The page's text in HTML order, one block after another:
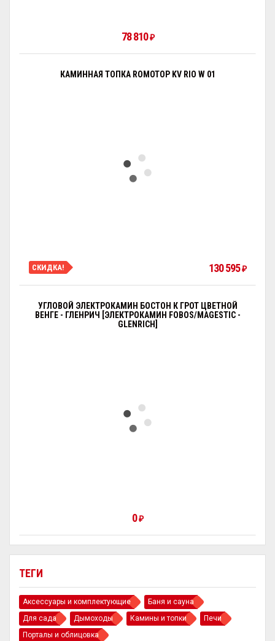
ТЕГИ
Аксессуары и комплектующие
Баня и сауна
Для сада
Дымоходы Камины и топки
Печи
Порталы и облицовка
78 810₽
КАМИННАЯ ТОПКА ROMOTOP KV RIO W 01
СКИДКА! 130 595₽
УГЛОВОЙ ЭЛЕКТРОКАМИН БОСТОН К ГРОТ ЦВЕТНОЙ
ВЕНГЕ - ГЛЕНРИЧ [ЭЛЕКТРОКАМИН FOBOS/MAGESTIC -
GLENRICH]
0₽